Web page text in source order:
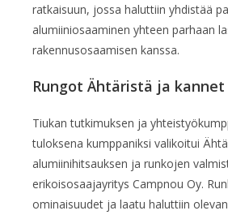
ratkaisuun, jossa haluttiin yhdistää
alumiiniosaaminen yhteen parhaan
rakennusosaamisen kanssa.
Rungot Ähtäristä ja
Tiukan tutkimuksen ja
tuloksena kumppaniksi valikoitui
alumiinihitsauksen ja runkojen
erikoisosaajayritys Campnou Oy.
ominaisuudet ja laatu haluttiin